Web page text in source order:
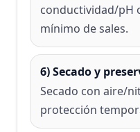
conductividad/pH
mínimo de sales.
6) Secado y
Secado con aire/
protección